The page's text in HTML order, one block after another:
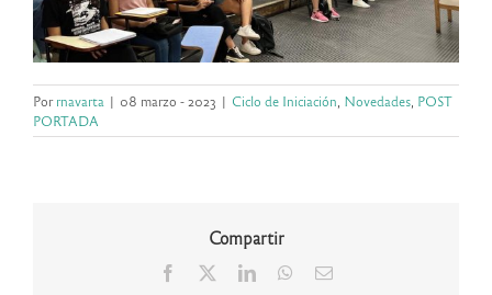
Porrnavarta | 08 marzo - 2023 | Ciclo de Iniciación Novedades POST
PORTADA
Compartir
Facebook LinkedInWhatsApp
Correo